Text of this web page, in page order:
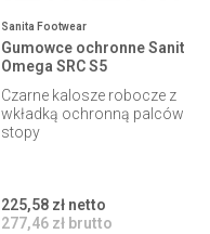
Sanita Footwear
Gumowce ochronne Sanita
Omega SRC S5
Czarne kalosze robocze z
wkładką ochronną palców i
stopy
225,58 zł netto
277,46 zł brutto